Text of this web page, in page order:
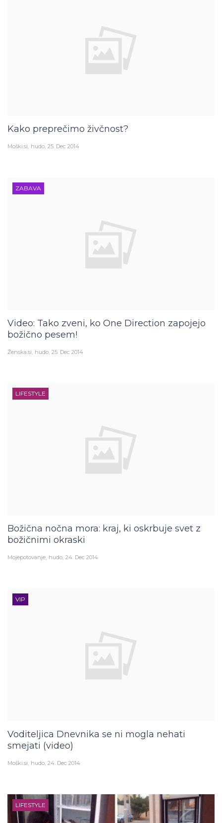
Kako preprečimo živčnost?
Moški.si hudo 25. Dec 2014
ZABAVA
Video: Tako zveni, ko One Direction zapojejo
božično pesem!
Ženska.si hudo 25. Dec 2014
LIFESTYLE
Božična nočna mora: kraj, ki oskrbuje svet z
božičnimi okraski
Mojepotovanje hudo 24. Dec 2014
VIP
Voditeljica Dnevnika se ni mogla nehati
smejati (video)
Moški.si hudo 24. Dec 2014
LIFESTYLE